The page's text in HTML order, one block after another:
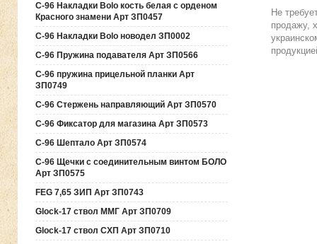
C-96 Накладки Bolo кость белая с орденом
Красного знамени Арт ЗП0457
C-96 Накладки Bolo новодел ЗП0002
C-96 Пружина подавателя Арт ЗП0566
C-96 пружина прицельной планки Арт
ЗП0749
C-96 Стержень направляющий Арт ЗП0570
C-96 Фиксатор для магазина Арт ЗП0573
C-96 Шептало Арт ЗП0574
C-96 Щечки с соединительным винтом БОЛО
Арт ЗП0575
FEG 7,65 ЗИП Арт ЗП0743
Glock-17 ствол ММГ Арт ЗП0709
Glock-17 ствол СХП Арт ЗП0710
Не
продажу,